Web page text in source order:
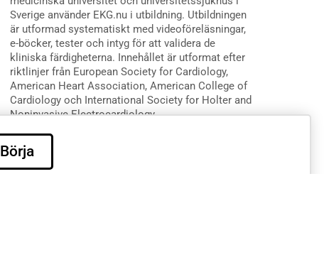
Sverige använder EKG.nu i utbildning. Utbildningen
är utformad systematiskt med videoföreläsningar,
e-böcker, tester och intyg för att validera de
kliniska färdigheterna. Innehållet är utformat efter
riktlinjer från European Society for Cardiology,
American Heart Association, American College of
Cardiology och International Society for Holter and
Noninvasive Electrocardiology.
Börja